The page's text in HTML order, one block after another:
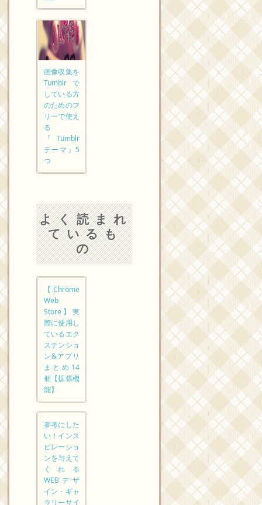
画像収集を
Tumblrで
している方
のためのフ
リーで使え
る
『Tumblr
テーマ』5
つ
よく読まれ
ているも
の
【Chrome
Web
Store】実
際に使用し
ているエク
ステンショ
ン&アプリ
まとめ14
個【拡張機
能】
参考にした
い！インス
ピレーショ
ンを与えて
くれる
WEBデザ
イン・ギャ
ラリーサイ